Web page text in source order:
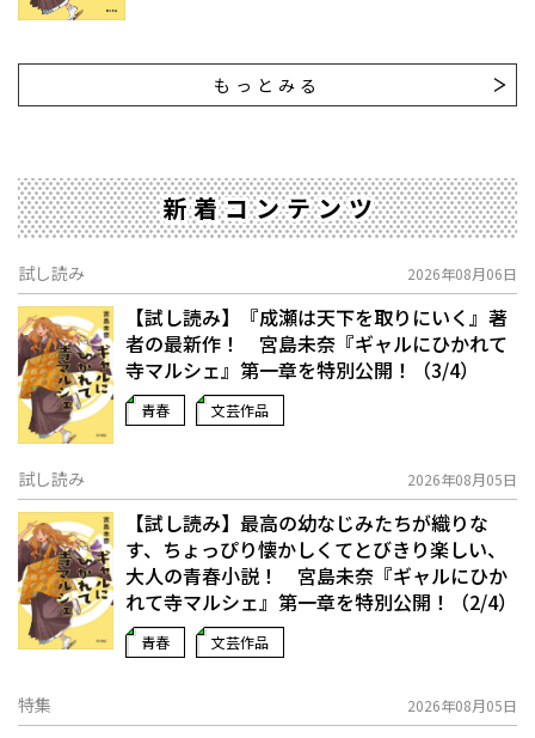
もっとみる
新着コンテンツ
試し読み 2026年08月06日
【試し読み】『成瀬は天下を取りにいく』著
者の最新作！ 宮島未奈『ギャルにひかれて
寺マルシェ』第一章を特別公開！（3/4）
青春 文芸作品
試し読み 2026年08月05日
【試し読み】最高の幼なじみたちが織りな
す、ちょっぴり懐かしくてとびきり楽しい、
大人の青春小説！ 宮島未奈『ギャルにひか
れて寺マルシェ』第一章を特別公開！（2/4）
青春 文芸作品
特集 2026年08月05日